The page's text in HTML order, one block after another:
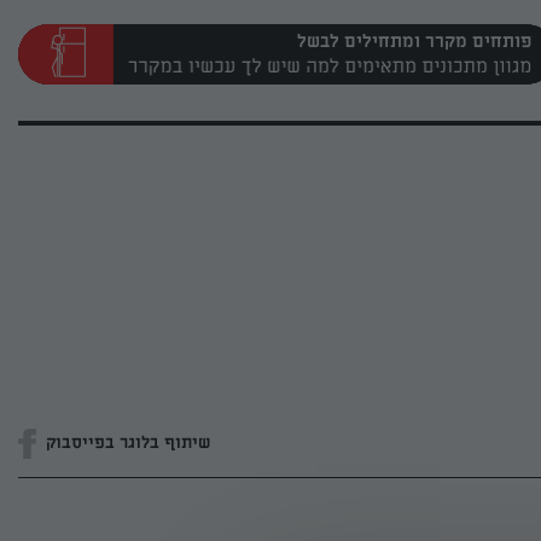
פותחים מקרר ומתחילים לבשל
שיתוף בלוגר בפייסבוק